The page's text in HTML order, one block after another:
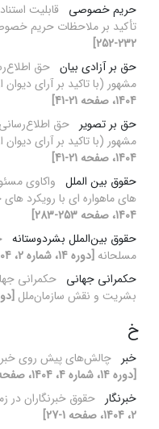
حریم خصوصی
قابلیت
تأکید بر ملاحظات حریم
232-252]
حق بر آزادی بیان حق
مشهور (با تاکید بر آرای
1404، صفحه 21-41]
حق بر تصویر حق
مشهور (با تاکید بر آرای
1404، صفحه 21-41]
حقوق بین الملل واکاوی
های ماهواره ای با رویکرد
1404، صفحه 253-283]
حقوق بین‌الملل بشردوستانه
مسلحانه [دوره 14، شماره 2، 1404، صفحه 1-27]
حکمرانی جهانی حکمرانی
بشریت و نقش سازمان‌ملل [دوره 14، شماره
خ
خبر چالش‌های پیش روی خبر
[دوره 14، شماره 4، 1404، صفحه 1-21]
خبرنگار حقوق خبرنگاران در
2، 1404، صفحه 1-27]